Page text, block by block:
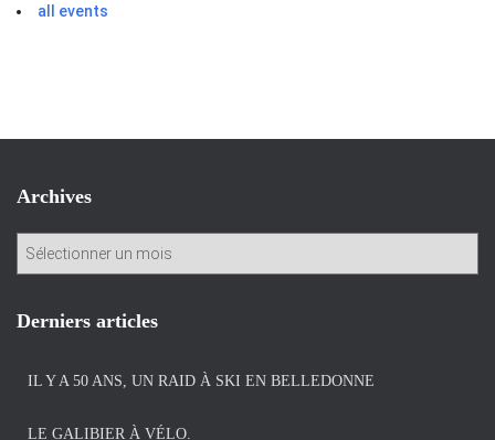
all events
Archives
h
Derniers articles
IL Y A 50 ANS, UN RAID À SKI EN BELLEDONNE
LE GALIBIER À VÉLO.